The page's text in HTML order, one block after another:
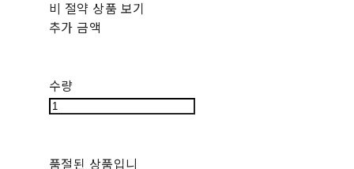
비 절약 상품 보기
추가 금액
수량
품절된 상품입니